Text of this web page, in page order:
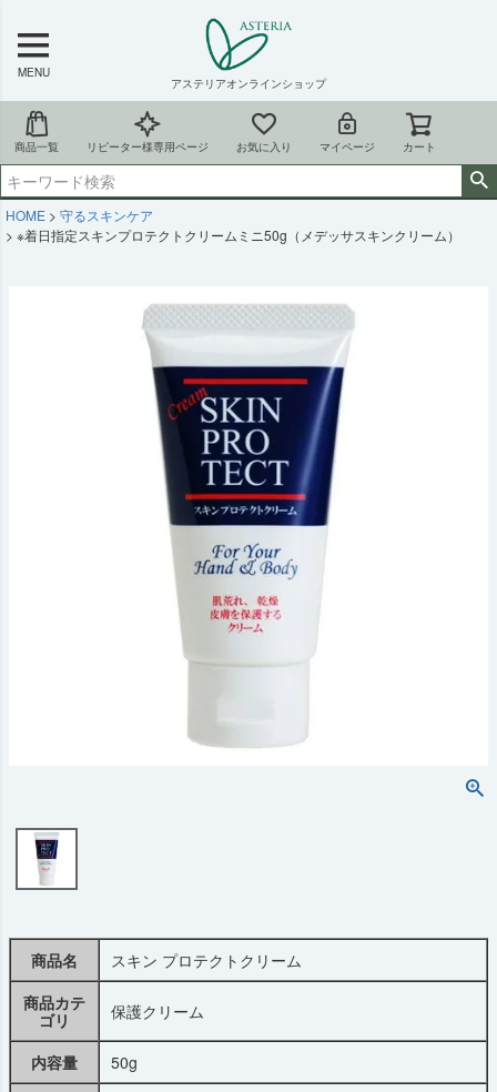
MENU
アステリアオンラインショップ
商品一覧 リピーター様専用ページ お気に入り マイページ カート
HOME
守るスキンケア
※着日指定スキンプロテクトクリームミニ50g（メデッサスキンクリーム）
商品名
スキン プロテクトクリーム
商品カテ
ゴリ
保護クリーム
内容量
50g